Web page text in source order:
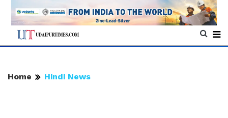
Home Hindi News